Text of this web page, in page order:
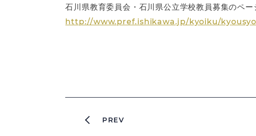
石川県教育委員会・石川県公立学校教員募集のペー
http://www.pref.ishikawa.jp/kyoiku/
PREV